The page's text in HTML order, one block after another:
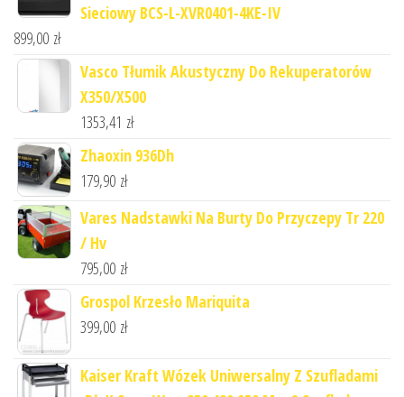
Sieciowy BCS-L-XVR0401-4KE-IV
899,00 zł
Vasco Tłumik Akustyczny Do Rekuperatorów
X350/X500
1353,41 zł
Zhaoxin 936Dh
179,90 zł
Vares Nadstawki Na Burty Do Przyczepy Tr 220
/ Hv
795,00 zł
Grospol Krzesło Mariquita
399,00 zł
Kaiser Kraft Wózek Uniwersalny Z Szufladami